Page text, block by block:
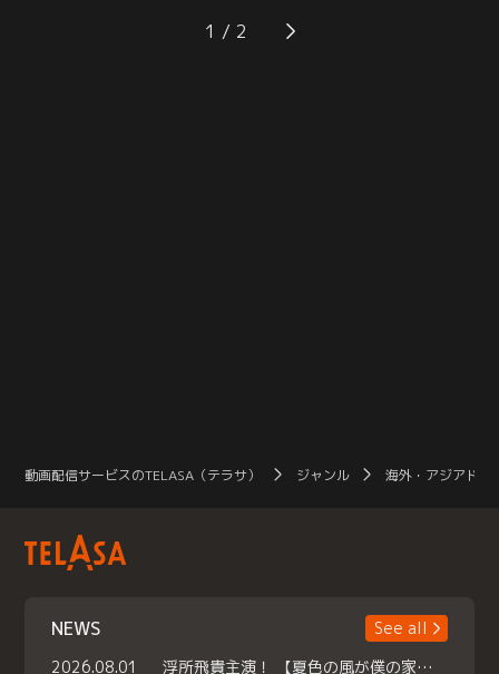
たエリザベスたちは、帰宅したトゥ
斡旋しようと計画する。
1
動画配信サービスのTELASA（テラサ） ジャンル 海外・アジアドラ
NEWS
See all
2026.08.01
浮所飛貴主演！ 【夏色の風が僕の家にやってきた】 本日よりテラサで独占配信スタート！